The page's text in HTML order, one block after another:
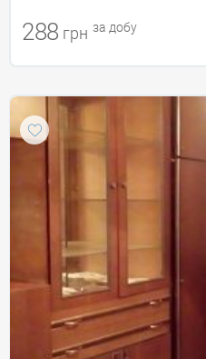
288 грн за добу